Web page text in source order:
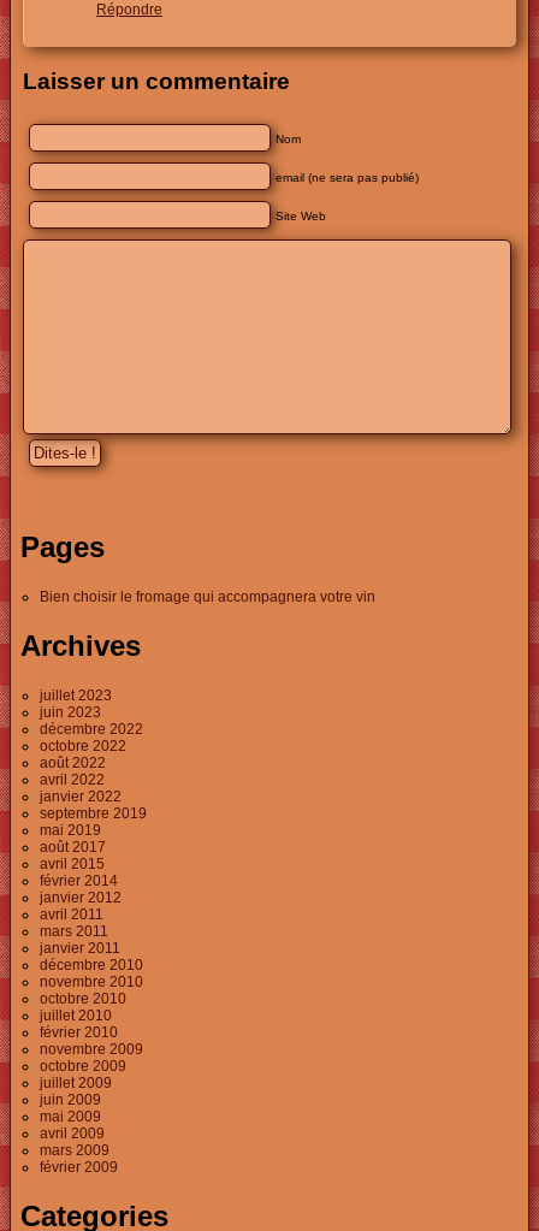
Répondre
Laisser un commentaire
Nom
email (ne sera pas publié)
Site Web
Pages
Bien choisir le fromage qui accompagnera votre vin
Archives
juillet 2023
juin 2023
décembre 2022
octobre 2022
août 2022
avril 2022
janvier 2022
septembre 2019
mai 2019
août 2017
avril 2015
février 2014
janvier 2012
avril 2011
mars 2011
janvier 2011
décembre 2010
novembre 2010
octobre 2010
juillet 2010
février 2010
novembre 2009
octobre 2009
juillet 2009
juin 2009
mai 2009
avril 2009
mars 2009
février 2009
Categories